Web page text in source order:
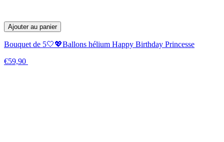
Ajouter au panier
Bouquet de 5🤍💖Ballons hélium Happy Birthday Princesse
€59,90